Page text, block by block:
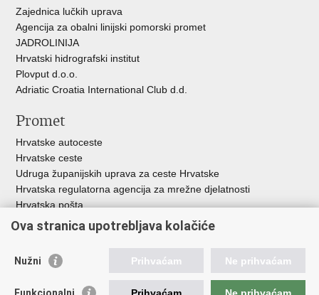
Zajednica lučkih uprava
Agencija za obalni linijski pomorski promet
JADROLINIJA
Hrvatski hidrografski institut
Plovput d.o.o.
Adriatic Croatia International Club d.d.
Promet
Hrvatske autoceste
Hrvatske ceste
Udruga županijskih uprava za ceste Hrvatske
Hrvatska regulatorna agencija za mrežne djelatnosti
Hrvatska pošta
HŽ Infrastruktura d.o.o.
HŽ putnički prijevoz
Agencija za regulaciju tržišta željezničkih usluga
Agencija za sigurnost željezničkog prometa
Ova stranica upotrebljava kolačiće
Nužni Prihvaćam Ne prihvaćam
Funkcionalni Prihvaćam Ne prihvaćam